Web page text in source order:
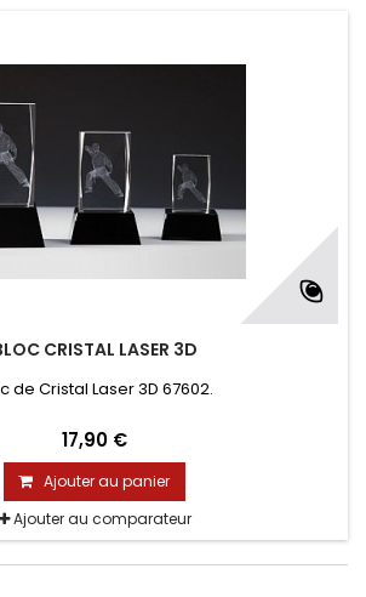
CRISTAL LASER 3D
de Cristal Laser 3D 67602.
17,90 €
Ajouter au panier
Ajouter au comparateur